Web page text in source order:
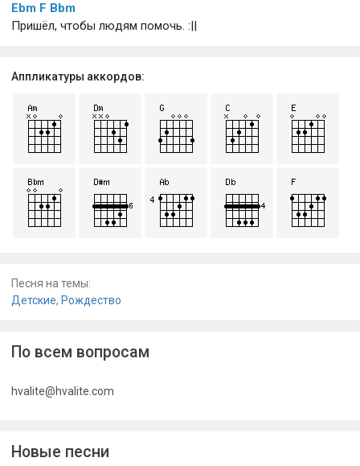
Ebm F Bbm
Пришёл, чтобы людям помочь. :||
Аппликатуры аккордов:
Песня на темы:
Детские, Рождество
По всем вопросам
hvalite@hvalite.com
Новые песни